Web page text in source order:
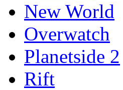
New World
Overwatch
Planetside 2
Rift